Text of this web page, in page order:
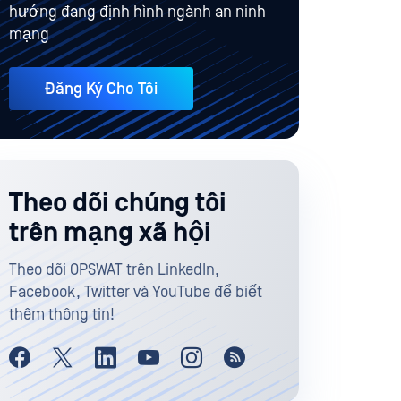
hướng đang định hình ngành an ninh
mạng
Đăng Ký Cho Tôi
Theo dõi chúng tôi
trên mạng xã hội
Theo dõi OPSWAT trên LinkedIn,
Facebook, Twitter và YouTube để biết
thêm thông tin!